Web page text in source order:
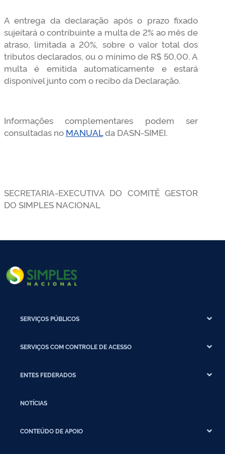
A entrega da declaração após o prazo fixado
sujeitará o contribuinte a multa de 2% ao mês de
atraso, limitada a 20%, sobre o valor total dos
tributos declarados, ou o mínimo de R$ 50,00. A
multa é emitida automaticamente e estará
disponível junto com o recibo da Declaração.
Informações complementares podem ser
consultadas no MANUALda DASN-SIMEI.
SECRETARIA-EXECUTIVA DO COMITÊ GESTOR
DO SIMPLES NACIONAL
SERVIÇOS PÚBLICOS
SERVIÇOS COM CONTROLE DE ACESSO
ENTES FEDERADOS
NOTÍCIAS
CONTEÚDO DE APOIO